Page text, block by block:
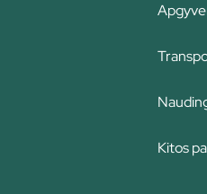
Kitos